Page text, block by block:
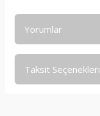
Yorumlar
Taksit Seçenekleri